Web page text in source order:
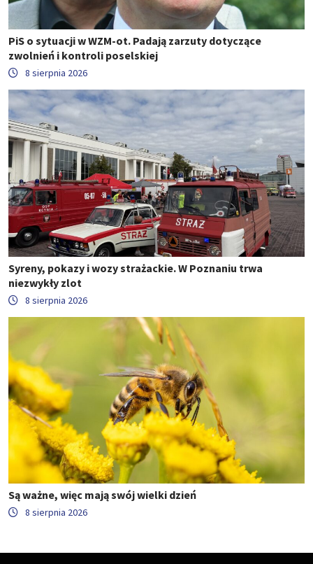
PiS o sytuacji w WZM-ot. Padają zarzuty dotyczące
zwolnień i kontroli poselskiej
8 sierpnia 2026
Syreny, pokazy i wozy strażackie. W Poznaniu trwa
niezwykły zlot
8 sierpnia 2026
Są ważne, więc mają swój wielki dzień
8 sierpnia 2026